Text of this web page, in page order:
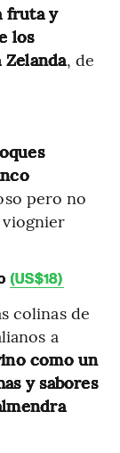
fruta y
los
Zelanda, de
pero no
viognier
(US$18)
colinas de
a
como un
y sabores